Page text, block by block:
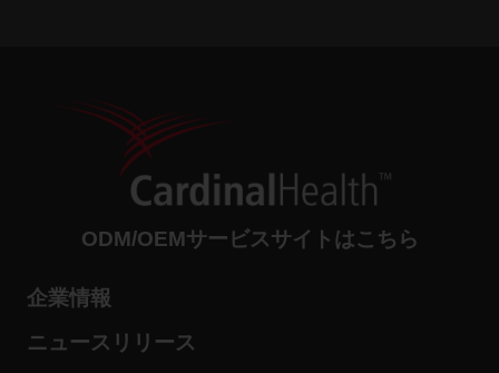
ODM/OEMサービスサイトはこちら
企業情報
ニュースリリース